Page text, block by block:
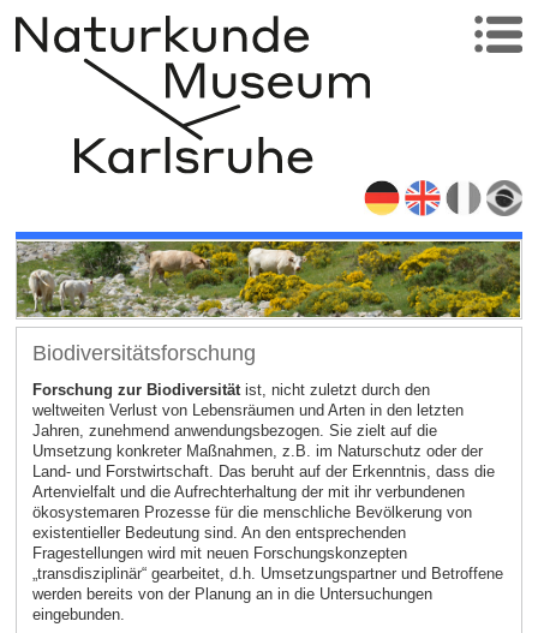
Biodiversitätsforschung
Forschung zur Biodiversitätist, nicht zuletzt durch den
weltweiten Verlust von Lebensräumen und Arten in den letzten
Jahren, zunehmend anwendungsbezogen. Sie zielt auf die
Umsetzung konkreter Maßnahmen, z.B. im Naturschutz oder der
Land- und Forstwirtschaft. Das beruht auf der Erkenntnis, dass die
Artenvielfalt und die Aufrechterhaltung der mit ihr verbundenen
ökosystemaren Prozesse für die menschliche Bevölkerung von
existentieller Bedeutung sind. An den entsprechenden
Fragestellungen wird mit neuen Forschungskonzepten
„transdisziplinär“ gearbeitet, d.h. Umsetzungspartner und Betroffene
werden bereits von der Planung an in die Untersuchungen
eingebunden.